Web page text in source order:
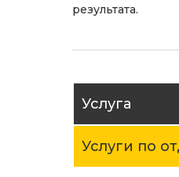
результата.
Услуга
Услуги по